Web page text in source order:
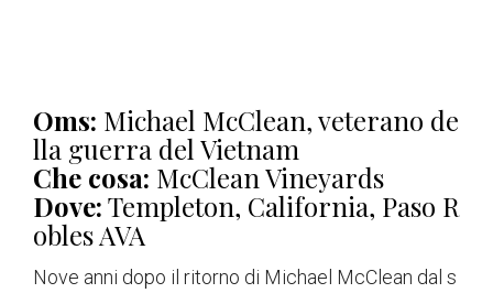
Oms: Michael McClean, veterano de
lla guerra del Vietnam
Che cosa: McClean Vineyards
Dove:Templeton, California, Paso R
obles AVA
Nove anni dopo il ritorno di Michael McClean dal s